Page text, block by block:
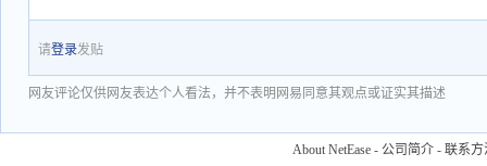
请登录发贴
网友评论仅供网友表达个人看法，并不表明网易同意其观点或证实其描述
About NetEase - 公司简介 - 联系方